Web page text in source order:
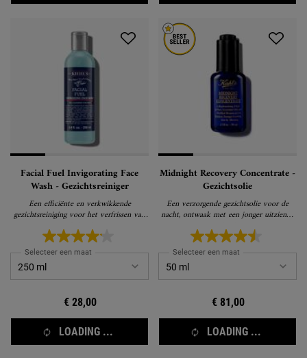
Facial Fuel Invigorating Face
Wash - Gezichtsreiniger
Een efficiënte en verkwikkende
gezichtsreiniging voor het verfrissen van
de huid
Selecteer een maat
€ 28,00
LOADING ...
Midnight Recovery Concentrate -
Gezichtsolie
Een verzorgende gezichtsolie voor de
nacht, ontwaak met een jonger uitziende
huid
Selecteer een maat
€ 81,00
LOADING ...